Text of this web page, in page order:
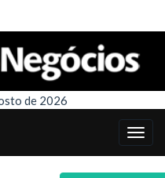
de 2026